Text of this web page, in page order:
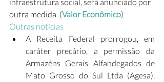
outra medida. (Valor Econômico)
Outras notícias
A Receita Federal prorrogou, em
caráter precário, a permissão da
Armazéns Gerais Alfandegados de
Mato Grosso do Sul Ltda (Agesa),